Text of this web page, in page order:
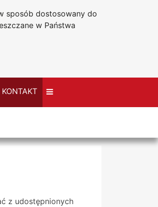
sposób dostosowany do
w Państwa
Deklaracja dostępności
KONTAKT
z udostępnionych